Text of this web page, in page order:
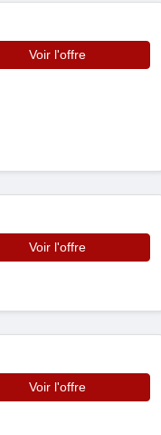
Voir l'offre
Voir l'offre
Voir l'offre